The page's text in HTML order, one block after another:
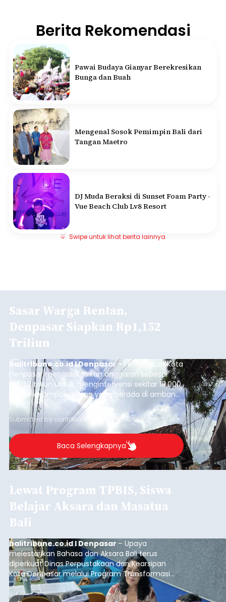
Berita Rekomendasi
Pawai Budaya Gianyar Berekresikan
Bunga dan Buah
Mengenal Sosok Pemimpin Bali dari
Tangan Maetro
DJ Muda Beraksi di Sunset Foam Party -
Vue Beach Club Lv8 Resort
Swipe untuk lihat berita lainnya
Sasar Warga Rentan,
Denpasar Siapkan Rp1,152
Triliun
balitribune.co.id I Denpasar - Pemerintah Kota
Denpasar mengalokasikan anggaran sebesar
Rp1,152 triliun untuk mengintervensi sekitar 18.000
warga kelompok rentan yang berada di ambang
garis kemiskinan. Langkah strategis ini diambil
guna menjaga masyarakat yang berada pada
kelompok desil 5 dan 6 tersebut agar tidak
merosot ke kategori miskin.
Submitted by contributor Thu, 08/06/2026 - 21:31
Baca Selengkapnya
Lewat Program TPBIS, Siswa
Belajar Aksara dan Masatua
Bali
balitribune.co.id I Denpasar – Upaya
melestarikan Bahasa dan Aksara Bali terus
diperkuat Dinas Perpustakaan dan Kearsipan
Kota Denpasar melalui Program Transformasi
Perpustakaan Berbasis Inklusi Sosial (TPBIS).
Tahun ini, sebanyak 63 siswa kelas IV dan V SD